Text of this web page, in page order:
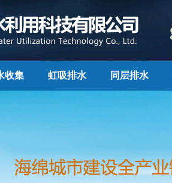
收集 虹吸排水 同层排水